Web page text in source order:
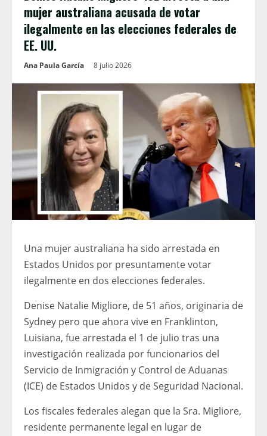
mujer australiana acusada de votar
ilegalmente en las elecciones federales de
EE. UU.
Ana Paula García 8 julio 2026
Una mujer australiana ha sido arrestada en
Estados Unidos por presuntamente votar
ilegalmente en dos elecciones federales.
Denise Natalie Migliore, de 51 años, originaria de
Sydney pero que ahora vive en Franklinton,
Luisiana, fue arrestada el 1 de julio tras una
investigación realizada por funcionarios del
Servicio de Inmigración y Control de Aduanas
(ICE) de Estados Unidos y de Seguridad Nacional.
Los fiscales federales alegan que la Sra. Migliore,
residente permanente legal en lugar de